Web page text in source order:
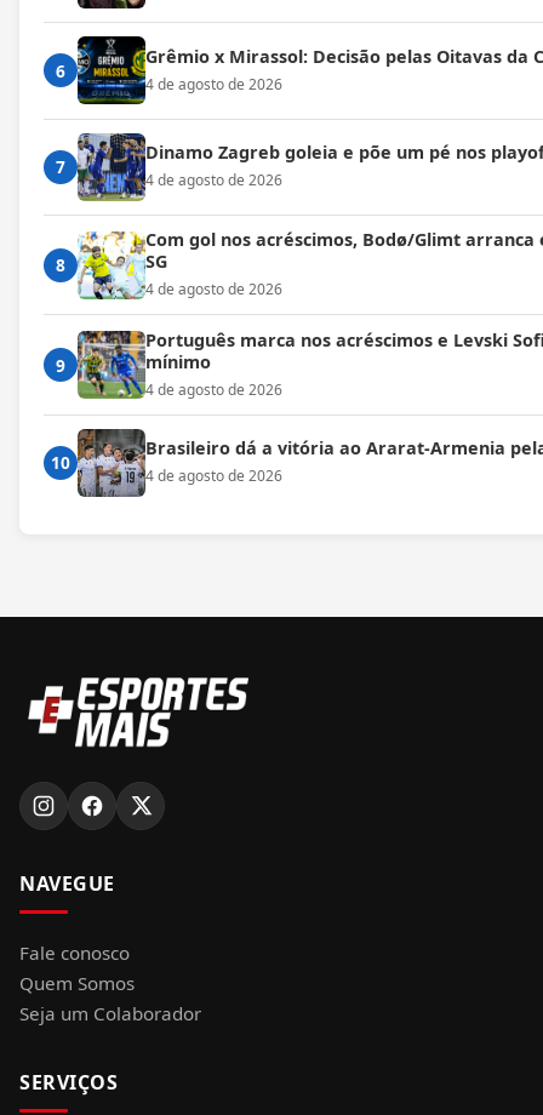
6
Grêmio x Mirassol: Decisão pelas Oitavas da
4 de agosto de 2026
7
Dinamo Zagreb goleia e põe um pé nos
4 de agosto de 2026
8
Com gol nos acréscimos, Bodø/Glimt
SG
4 de agosto de 2026
9
Português marca nos acréscimos e Levski
mínimo
4 de agosto de 2026
10
Brasileiro dá a vitória ao Ararat-Armenia
4 de agosto de 2026
NAVEGUE
Fale conosco
Quem Somos
Seja um Colaborador
SERVIÇOS